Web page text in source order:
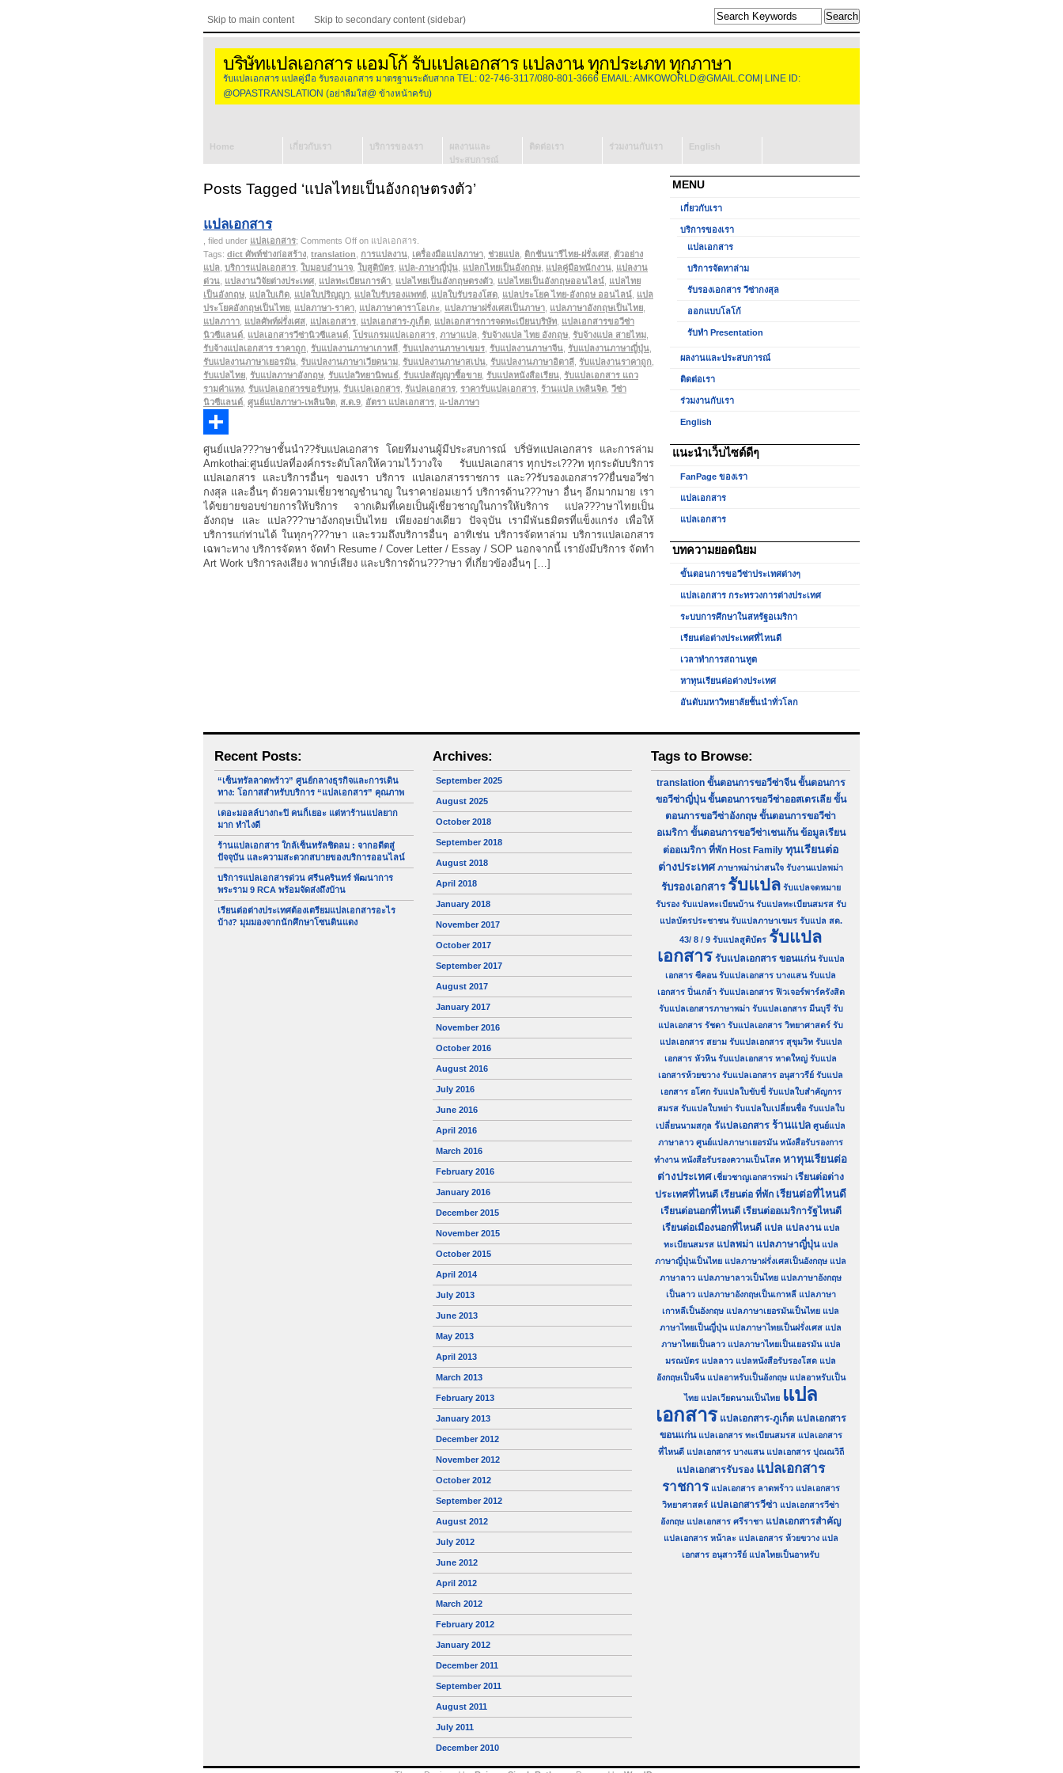
Skip to main content Skip to secondary content (sidebar)
บริษัทแปลเอกสาร แอมโก้ รับแปลเอกสาร แปลงาน ทุกประเภท ทุกภาษา
รับแปลเอกสาร แปลคู่มือ รับรองเอกสาร มาตรฐานระดับสากล TEL: 02-746-3117/080-801-3666 EMAIL: AMKOWORLD@GMAIL.COM| LINE ID:
@OPASTRANSLATION (อย่าลืมใส่@ ข้างหน้าครับ)
Home เกี่ยวกับเรา บริการของเรา
วีซ่ากงสุล
ออกแบบโลโก้
รับทำ
Presentation
ผลงานและ
ประสบการณ์
ติดต่อเรา ร่วมงานกับเรา English
Posts Tagged ‘แปลไทยเป็นอังกฤษตรงตัว’
แปลเอกสาร
, filed under แปลเอกสาร; Comments Off on แปลเอกสาร
Tags: dict ศัพท์ช่างก่อสร้าง translation การแปลงาน เครื่องมือแปลภาษา ช่วยแปล ดิกชันนารีไทย-ฝรั่งเศส ตัวอย่าง
แปล บริการแปลเอกสาร ใบมอบอำนาจ ใบสูติบัตร แปล-ภาษาญี่ปุ่น แปลกไทยเป็นอังกฤษ แปลคู่มือพนักงาน แปลงาน
ด่วน แปลงานวิจัยต่างประเทศ แปลทะเบียนการค้า แปลไทยเป็นอังกฤษตรงตัว แปลไทยเป็นอังกฤษออนไลน์ แปลไทย
เป็นอังกฤษ แปลใบเกิด แปลใบปริญญา แปลใบรับรองแพทย์ แปลใบรับรองโสด แปลประโยค ไทย-อังกฤษ ออนไลน์ แปล
ประโยคอังกฤษเป็นไทย แปลภาษา-ราคา แปลภาษาคาราโอเกะ แปลภาษาฝรั่งเศสเป็นภาษา แปลภาษาอังกฤษเป็นไทย
แปลภาาา แปลศัพท์ฝรั่งเศส แปลเอกสาร แปลเอกสาร-ภูเก็ต แปลเอกสารการจดทะเบียนบริษัท แปลเอกสารขอวีซ่า
นิวซีแลนด์ แปลเอกสารวีซ่านิวซีแลนด์ โปรแกรมแปลเอกสาร ภาษาแปล รับจ้างแปล ไทย อังกฤษ รับจ้างแปล สายไหม
รับจ้างแปลเอกสาร ราคาถูก รับแปลงานภาษาเกาหลี รับแปลงานภาษาเขมร รับแปลงานภาษาจีน รับแปลงานภาษาญี่ปุ่น
รับแปลงานภาษาเยอรมัน รับแปลงานภาษาเวียดนาม รับแปลงานภาษาสเปน รับแปลงานภาษาอิตาลี รับแปลงานราคาถูก
รับแปลไทย รับแปลภาษาอังกฤษ รับแปลวิทยานิพนธ์ รับแปลสัญญาซื้อขาย รับแปลหนังสือเรียน รับแปลเอกสาร แถว
รามคำแหง รับแปลเอกสารขอรับทุน รับเเปลเอกสาร รัแปลเอกสาร ราคารับแปลเอกสาร ร้านแปล เพลินจิต วีซ่า
นิวซีแลนด์ ศูนย์แปลภาษา-เพลินจิต ส.ด.9 อัตรา แปลเอกสาร แ-ปลภาษา
Share
ศูนย์แปล???าษาชั้นนำ??รับแปลเอกสาร โดยทีมงานผู้มีประสบการณ์ บริํษัทแปลเอกสาร และการล่าม
Amkothai:ศูนย์แปลที่องค์กรระดับโลกให้ความไว้วางใจ รับแปลเอกสาร ทุกประเ???ท ทุกระดับบริการ
แปลเอกสาร และบริการอื่นๆ ของเรา บริการ แปลเอกสารราชการ และ??รับรองเอกสาร??ยื่นขอวีซ่า
กงสุล และอื่นๆ ด้วยความเชี่ยวชาญชำนาญ ในราคาย่อมเยาว์ บริการด้าน???าษา อื่นๆ อีกมากมาย เรา
ได้ขยายขอบข่ายการให้บริการ จากเดิมที่เคยเป็นผู้เชี่ยวชาญในการให้บริการ แปล???าษาไทยเป็น
อังกฤษ และ แปล???าษาอังกฤษเป็นไทย เพียงอย่างเดียว ปัจจุบัน เรามีพันธมิตรที่แข็งแกร่ง เพื่อให้
บริการแก่ท่านได้ ในทุกๆ???าษา และรวมถึงบริการอื่นๆ อาทิเช่น บริการจัดหาล่าม บริการแปลเอกสาร
เฉพาะทาง บริการจัดหา จัดทำ Resume / Cover Letter / Essay / SOP นอกจากนี้ เรายังมีบริการ จัดทำ
Art Work บริการลงเสียง พากษ์เสียง และบริการด้าน???าษา ที่เกี่ยวข้องอื่นๆ […]
MENU
เกี่ยวกับเรา
บริการของเรา
แปลเอกสาร
บริการจัดหาล่าม
รับรองเอกสาร วีซ่ากงสุล
ออกแบบโลโก้
รับทำ Presentation
ผลงานและประสบการณ์
ติดต่อเรา
ร่วมงานกับเรา
English
แนะนำเว็บไซต์ดีๆ
FanPage ของเรา
แปลเอกสาร
แปลเอกสาร
บทความยอดนิยม
ขั้นตอนการขอวีซ่าประเทศต่างๆ
แปลเอกสาร กระทรวงการต่างประเทศ
ระบบการศึกษาในสหรัฐอเมริกา
เรียนต่อต่างประเทศที่ไหนดี
เวลาทำการสถานทูต
หาทุนเรียนต่อต่างประเทศ
อันดับมหาวิทยาลัยชั้นนำทั่วโลก
Recent Posts:
“เซ็นทรัลลาดพร้าว” ศูนย์กลางธุรกิจและการเดิน
ทาง: โอกาสสำหรับบริการ “แปลเอกสาร” คุณภาพ
เดอะมอลล์บางกะปิ คนก็เยอะ แต่หาร้านแปลยาก
มาก ทำไงดี
ร้านแปลเอกสาร ใกล้เซ็นทรัลชิดลม : จากอดีตสู่
ปัจจุบัน และความสะดวกสบายของบริการออนไลน์
บริการแปลเอกสารด่วน ศรีนครินทร์ พัฒนาการ
พระราม 9 RCA พร้อมจัดส่งถึงบ้าน
เรียนต่อต่างประเทศต้องเตรียมแปลเอกสารอะไร
บ้าง? มุมมองจากนักศึกษาโซนดินแดง
Archives:
September 2025
August 2025
October 2018
September 2018
August 2018
April 2018
January 2018
November 2017
October 2017
September 2017
August 2017
January 2017
November 2016
October 2016
August 2016
July 2016
June 2016
April 2016
March 2016
February 2016
January 2016
December 2015
November 2015
October 2015
April 2014
July 2013
June 2013
May 2013
April 2013
March 2013
February 2013
January 2013
December 2012
November 2012
October 2012
September 2012
August 2012
July 2012
June 2012
April 2012
March 2012
February 2012
January 2012
December 2011
September 2011
August 2011
July 2011
December 2010
Tags to Browse:
translation ขั้นตอนการขอวีซ่าจีน ขั้นตอนการ
ขอวีซ่าญี่ปุ่น ขั้นตอนการขอวีซ่าออสเตรเลีย ขั้น
ตอนการขอวีซ่าอังกฤษ ขั้นตอนการขอวีซ่า
อเมริกา ขั้นตอนการขอวีซ่าเชนเก้น ข้อมูลเรียน
ต่ออเมริกา ที่พัก Host Family ทุนเรียนต่อ
ต่างประเทศ ภาษาพม่าน่าสนใจ รับงานแปลพม่า
รับรองเอกสาร รับแปล รับแปลจดหมาย
รับรอง รับแปลทะเบียนบ้าน รับแปลทะเบียนสมรส รับ
แปลบัตรประชาชน รับแปลภาษาเขมร รับแปล สด.
43/ 8 / 9 รับแปลสูติบัตร รับแปล
เอกสาร รับแปลเอกสาร ขอนแก่น รับแปล
เอกสาร ซีคอน รับแปลเอกสาร บางแสน รับแปล
เอกสาร ปิ่นเกล้า รับแปลเอกสาร ฟิวเจอร์พาร์ครังสิต
รับแปลเอกสารภาษาพม่า รับแปลเอกสาร มีนบุรี รับ
แปลเอกสาร รัชดา รับแปลเอกสาร วิทยาศาสตร์ รับ
แปลเอกสาร สยาม รับแปลเอกสาร สุขุมวิท รับแปล
เอกสาร หัวหิน รับแปลเอกสาร หาดใหญ่ รับแปล
เอกสารห้วยขวาง รับแปลเอกสาร อนุสาวรีย์ รับแปล
เอกสาร อโศก รับแปลใบขับขี่ รับแปลใบสำคัญการ
สมรส รับแปลใบหย่า รับแปลใบเปลี่ยนชื่อ รับแปลใบ
เปลี่ยนนามสกุล รัแปลเอกสาร ร้านแปล ศูนย์แปล
ภาษาลาว ศูนย์แปลภาษาเยอรมัน หนังสือรับรองการ
ทำงาน หนังสือรับรองความเป็นโสด หาทุนเรียนต่อ
ต่างประเทศ เชี่ยวชาญเอกสารพม่า เรียนต่อต่าง
ประเทศที่ไหนดี เรียนต่อ ที่พัก เรียนต่อที่ไหนดี
เรียนต่อนอกที่ไหนดี เรียนต่ออเมริการัฐไหนดี
เรียนต่อเมืองนอกที่ไหนดี แปล แปลงาน แปล
ทะเบียนสมรส แปลพม่า แปลภาษาญี่ปุ่น แปล
ภาษาญี่ปุ่นเป็นไทย แปลภาษาฝรั่งเศสเป็นอังกฤษ แปล
ภาษาลาว แปลภาษาลาวเป็นไทย แปลภาษาอังกฤษ
เป็นลาว แปลภาษาอังกฤษเป็นเกาหลี แปลภาษา
เกาหลีเป็นอังกฤษ แปลภาษาเยอรมันเป็นไทย แปล
ภาษาไทยเป็นญี่ปุ่น แปลภาษาไทยเป็นฝรั่งเศส แปล
ภาษาไทยเป็นลาว แปลภาษาไทยเป็นเยอรมัน แปล
มรณบัตร แปลลาว แปลหนังสือรับรองโสด แปล
อังกฤษเป็นจีน แปลอาหรับเป็นอังกฤษ แปลอาหรับเป็น
ไทย แปลเวียดนามเป็นไทย แปล
เอกสาร แปลเอกสาร-ภูเก็ต แปลเอกสาร
ขอนแก่น แปลเอกสาร ทะเบียนสมรส แปลเอกสาร
ที่ไหนดี แปลเอกสาร บางแสน แปลเอกสาร ปุณณวิถี
แปลเอกสารรับรอง แปลเอกสาร
ราชการ แปลเอกสาร ลาดพร้าว แปลเอกสาร
วิทยาศาสตร์ แปลเอกสารวีซ่า แปลเอกสารวีซ่า
อังกฤษ แปลเอกสาร ศรีราชา แปลเอกสารสำคัญ
แปลเอกสาร หน้าละ แปลเอกสาร ห้วยขวาง แปล
เอกสาร อนุสาวรีย์ แปลไทยเป็นอาหรับ